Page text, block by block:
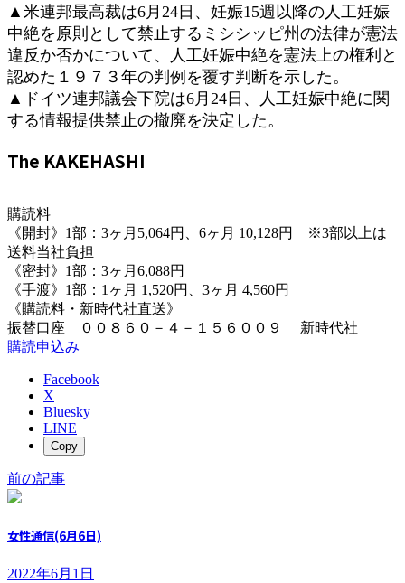
時
▲米連邦最高裁は6月24日、妊娠15週以降の人工妊娠
中絶を原則として禁止するミシシッピ州の法律が憲法
違反か否かについて、人工妊娠中絶を憲法上の権利と
認めた１９７３年の判例を覆す判断を示した。
▲ドイツ連邦議会下院は6月24日、人工妊娠中絶に関
する情報提供禁止の撤廃を決定した。
The KAKEHASHI
購読料
《開封》1部：3ヶ月5,064円、6ヶ月 10,128円 ※3部以上は
送料当社負担
《密封》1部：3ヶ月6,088円
《手渡》1部：1ヶ月 1,520円、3ヶ月 4,560円
《購読料・新時代社直送》
振替口座 ００８６０－４－１５６００９ 新時代社
購読申込み
Facebook
X
Bluesky
LINE
Copy
前の記事
女性通信(6月6日)
2022年6月1日